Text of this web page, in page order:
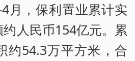
月，保利置业累计实
人民币154亿元。累
约54.3万平方米，合